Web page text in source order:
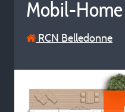
Mobil-
RCN Belledonne